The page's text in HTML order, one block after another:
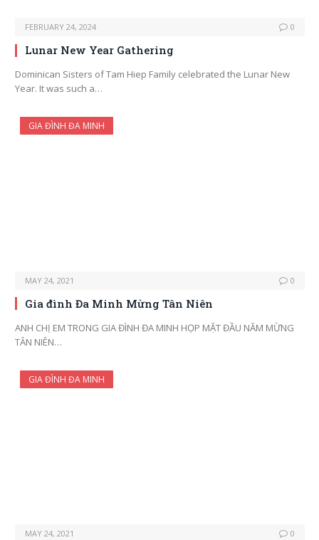
FEBRUARY 24, 2024 0
Lunar New Year Gathering
Dominican Sisters of Tam Hiep Family celebrated the Lunar New
Year. It was such a…
GIA ĐÌNH ĐA MINH
MAY 24, 2021 0
Gia đình Đa Minh Mừng Tân Niên
ANH CHỊ EM TRONG GIA ĐÌNH ĐA MINH HỌP MẶT ĐẦU NĂM MỪNG
TÂN NIÊN…
GIA ĐÌNH ĐA MINH
MAY 24, 2021 0